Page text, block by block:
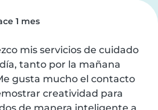
1 mes
mis servicios de cuidado
tanto por la mañana
gusta mucho el contacto
creatividad para